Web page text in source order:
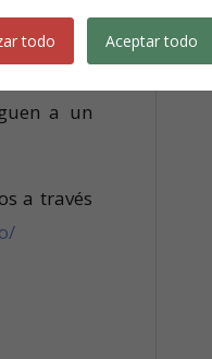
la
a un
a través
todo Aceptar todo